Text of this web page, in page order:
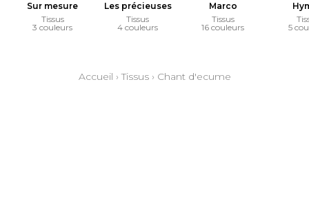
Sur mesure
Tissus
3 couleurs
Les précieuses
Tissus
4 couleurs
Marco
Tissus
16 couleurs
5
Accueil ›Tissus› Chant d'ecume